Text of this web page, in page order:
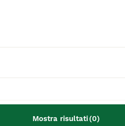
Mostra risultati(0)
vita di un